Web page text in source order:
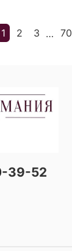
1 2 3 … 70
39-52